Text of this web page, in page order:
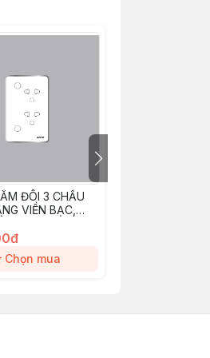
ĐÔI 3 CHẤU
VIỀN BẠC,
Chọn mua